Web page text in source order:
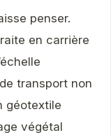
penser.
en carrière
transport non
géotextile
végétal